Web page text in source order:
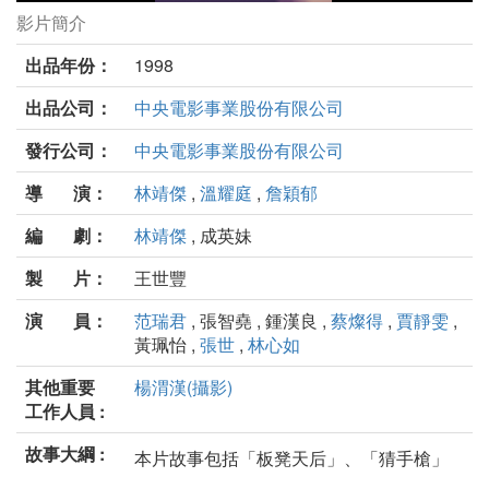
惡女列傳劇照
影片簡介
出品年份：
1998
出品公司：
中央電影事業股份有限公司
發行公司：
中央電影事業股份有限公司
導 演：
林靖傑 , 溫耀庭 , 詹穎郁
編 劇：
林靖傑 , 成英妹
製 片：
王世豐
演 員：
范瑞君 , 張智堯 , 鍾漢良 , 蔡燦得 , 賈靜雯 ,
黃珮怡 , 張世 , 林心如
其他重要
工作人員 :
楊渭漢(攝影)
故事大綱 :
本片故事包括「板凳天后」、「猜手槍」